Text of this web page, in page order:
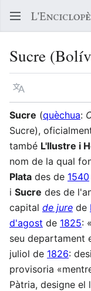
Sucre
Llegir en un atre
Sucre (quèchua:
Sucre),
també L'Ilustre i
nom de la qual
Plata des de 1540
i Sucre des de
capital de jure de
d'agost de 1825:
seu departament
juliol de 1826:
provisoria
Pàtria, designe el